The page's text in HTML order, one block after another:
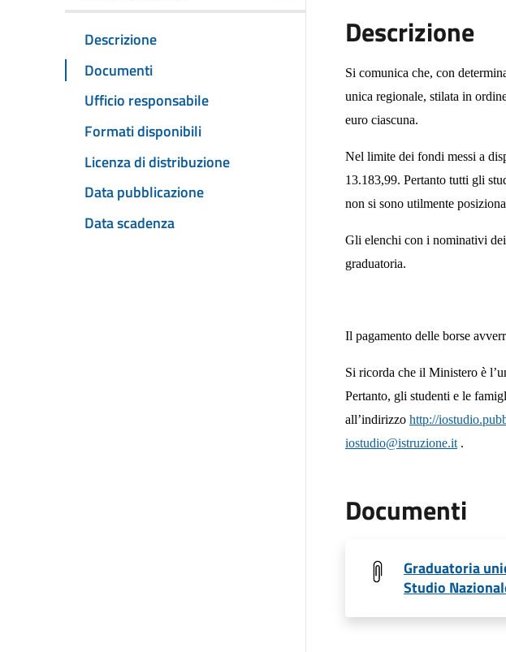
Descrizione
Documenti
Ufficio responsabile
Formati disponibili
Licenza di distribuzione
Data pubblicazione
Data scadenza
Descrizione
Si comunica che, con
unica regionale, stilata in
euro ciascuna.
Nel limite dei fondi messi a
13.183,99. Pertanto tutti gli
non si sono utilmente
Gli elenchi con i nominativi
graduatoria.
Il pagamento delle borse
Si ricorda che il Ministero è
Pertanto, gli studenti e le
all’indirizzo http://
iostudio@istruzione.it .
Documenti
Graduatoria
Studio